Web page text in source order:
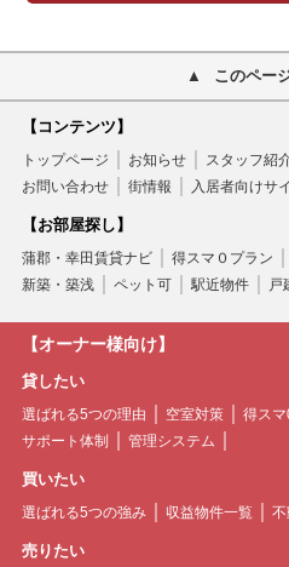
このペー
【コンテンツ】
トップページ お知らせ スタッフ紹
お問い合わせ
街情報 入居者向けサ
【お部屋探し】
蒲郡・幸田賃貸ナビ 得スマ０プラン
新築・築浅
ペット可 駅近物件 戸
【オーナー様向け】
貸したい
選ばれる5つの理由 空室対策 得ス
サポート体制
管理システム
買いたい
選ばれる5つの強み 収益物件一覧
売りたい